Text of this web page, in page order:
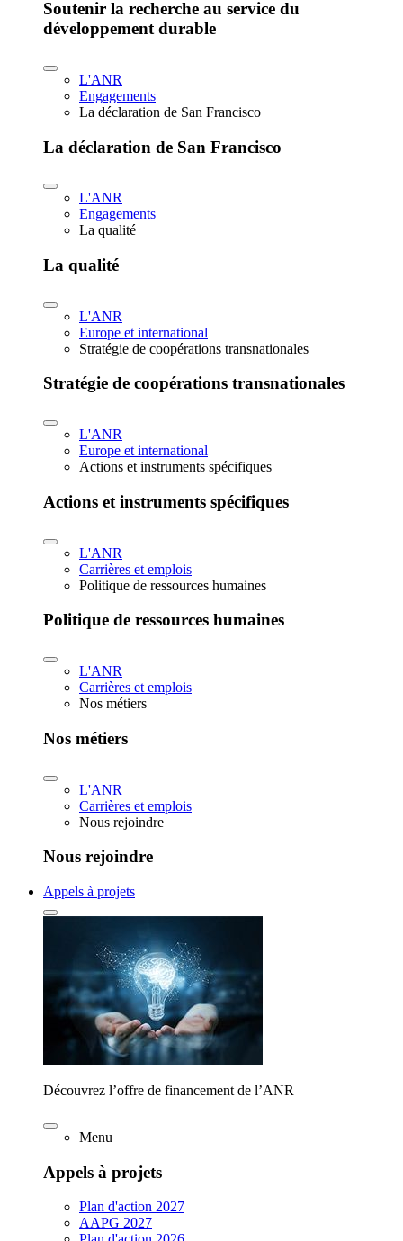
Soutenir la recherche au service du
développement durable
L'ANR
Engagements
La déclaration de San Francisco
La déclaration de San Francisco
L'ANR
Engagements
La qualité
La qualité
L'ANR
Europe et international
Stratégie de coopérations transnationales
Stratégie de coopérations transnationales
L'ANR
Europe et international
Actions et instruments spécifiques
Actions et instruments spécifiques
L'ANR
Carrières et emplois
Politique de ressources humaines
Politique de ressources humaines
L'ANR
Carrières et emplois
Nos métiers
Nos métiers
L'ANR
Carrières et emplois
Nous rejoindre
Nous rejoindre
Appels à projets
Découvrez l’offre de financement de l’ANR
Menu
Appels à projets
Plan d'action 2027
AAPG 2027